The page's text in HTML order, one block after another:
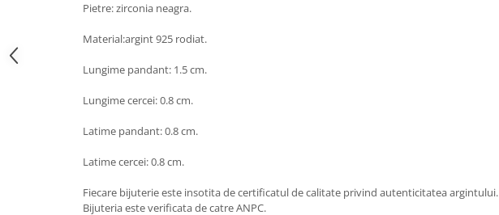
Pietre: zirconia neagra.
Material:argint 925 rodiat.
Lungime pandant: 1.5 cm.
Lungime cercei: 0.8 cm.
Latime pandant: 0.8 cm.
Latime cercei: 0.8 cm.
Fiecare bijuterie este insotita de certificatul de calitate privind autenticitatea argintului.
Bijuteria este verificata de catre ANPC.